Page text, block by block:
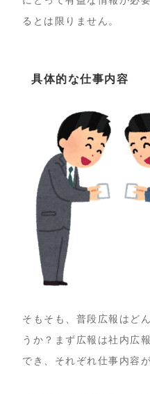
るとは限りません。
具体的な仕事内容
そもそも、普段広報はど
うか？まず広報は社内広
でき、それぞれ仕事内容